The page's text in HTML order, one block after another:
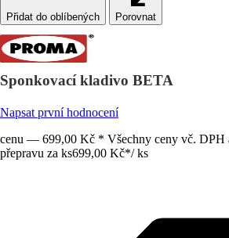
Porovnat
Sponkovací kladivo BETA
Napsat první hodnocení
cenu — 699,00 Kč * Všechny ceny vč. DPH
přepravu za ks699,00 Kč*/ ks